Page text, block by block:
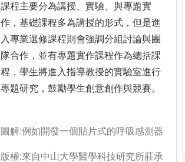
課程主要分為講授、實驗、與專題實
作，基礎課程多為講授的形式，但是進
入專業選修課程則會強調分組討論與團
隊合作，並有專題實作課程作為總括課
程，學生將進入指導教授的實驗室進行
專題研究，鼓勵學生創意創作與競賽。
圖解:例如開發一個貼片式的呼吸感測器
版權:來自中山大學醫學科技研究所莊承